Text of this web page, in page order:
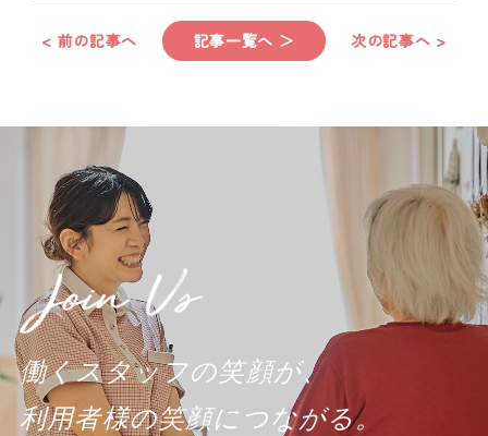
< 前の記事へ 記事一覧へ ＞ 次の記事へ >
働くスタッフの笑顔が、
利用者様の笑顔につながる。